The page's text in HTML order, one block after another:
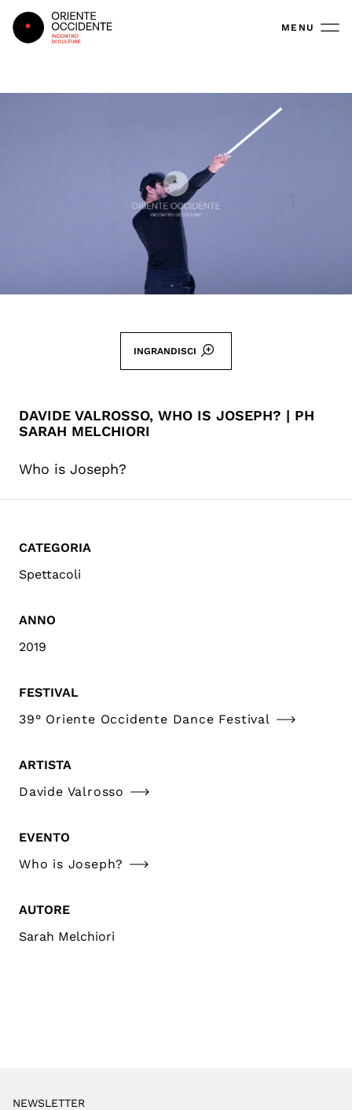
Oriente Occidente MENU
INGRANDISCI
DAVIDE VALROSSO, WHO IS JOSEPH? | PH
SARAH MELCHIORI
Who is Joseph?
CATEGORIA
Spettacoli
ANNO
2019
FESTIVAL
39° Oriente Occidente Dance Festival
ARTISTA
Davide Valrosso
EVENTO
Who is Joseph?
AUTORE
Sarah Melchiori
NEWSLETTER